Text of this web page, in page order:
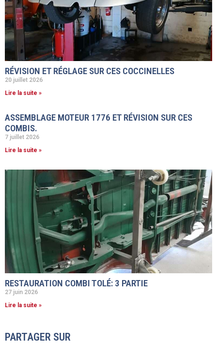
RÉVISION ET RÉGLAGE SUR CES COCCINELLES
20 juillet 2026
Lire la suite »
ASSEMBLAGE MOTEUR 1776 ET RÉVISION SUR CES
COMBIS.
7 juillet 2026
Lire la suite »
RESTAURATION COMBI TOLÉ: 3 PARTIE
27 juin 2026
Lire la suite »
PARTAGER SUR